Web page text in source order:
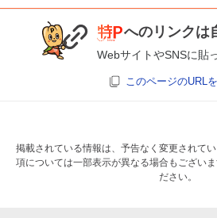
へのリンクは
WebサイトやSNSに貼
このページのURL
掲載されている情報は、予告なく変更されて
項については一部表示が異なる場合もござい
ださい。